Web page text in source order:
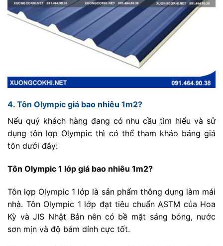
4. Tôn Olympic giá bao nhiêu 1m2?
Nếu quý khách hàng đang có nhu cầu tìm hiểu và sử
dụng tôn lợp Olympic thì có thể tham khảo bảng giá
tôn dưới đây:
Tôn Olympic 1 lớp giá bao nhiêu 1m2?
Tôn lợp Olympic 1 lớp là sản phẩm thông dụng làm mái
nhà. Tôn Olympic 1 lớp đạt tiêu chuẩn ASTM của Hoa
Kỳ và JIS Nhật Bản nên có bề mặt sáng bóng, nước
sơn mịn và độ bám dính cực tốt.